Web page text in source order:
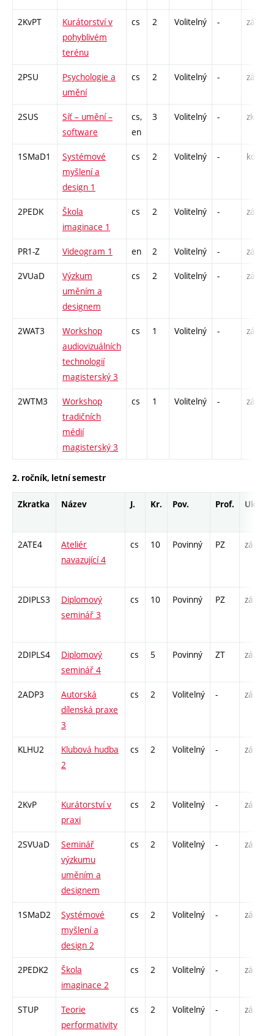
2KvPT
Kurátorství v
pohyblivém
terénu
cs 2 Volitelný - zá
2PSU
Psychologie a
umění
cs 2 Volitelný - zá
2SUS
Síť – umění –
software
cs,
en
3 Volitelný - zk
1SMaD1
Systémové
myšlení a
design 1
cs 2 Volitelný - kol
2PEDK
Škola
imaginace 1
cs 2 Volitelný - zá
PR1-Z Videogram 1 en 2 Volitelný - zá
2VUaD
Výzkum
uměním a
designem
cs 2 Volitelný - zá
2WAT3
Workshop
audiovizuálních
technologií
magisterský 3
cs 1 Volitelný - zá
2WTM3
Workshop
tradičních
médií
magisterský 3
cs 1 Volitelný - zá
2. ročník, letní semestr
Zkratka Název J. Kr. Pov. Prof. Uk.
2ATE4
Ateliér
navazující 4
cs 10 Povinný PZ zá
2DIPLS3
Diplomový
seminář 3
cs 10 Povinný PZ zá
2DIPLS4
Diplomový
seminář 4
cs 5 Povinný ZT zá
2ADP3
Autorská
dílenská praxe
3
cs 2 Volitelný - zá
KLHU2
Klubová hudba
2
cs 2 Volitelný - zá
2KvP
Kurátorství v
praxi
cs 2 Volitelný - zá
2SVUaD
Seminář
výzkumu
uměním a
designem
cs 2 Volitelný - zá
1SMaD2
Systémové
myšlení a
design 2
cs 2 Volitelný - zá
2PEDK2
Škola
imaginace 2
cs 2 Volitelný - zá
STUP
Teorie
performativity
cs 2 Volitelný - zá